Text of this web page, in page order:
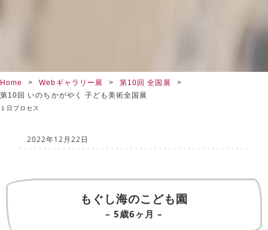
Home Webギャラリー展
第10回 全国展
第10回 いのちかがやく 子ども美術全国展
１日プロセス
2022年12月22日
もぐし海のこども園
– 5歳6ヶ月 –